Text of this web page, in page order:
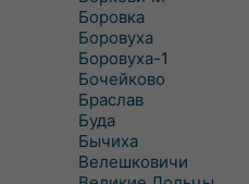
Боровка
Боровуха
Боровуха-1
Бочейково
Браслав
Буда
Бычиха
Велешковичи